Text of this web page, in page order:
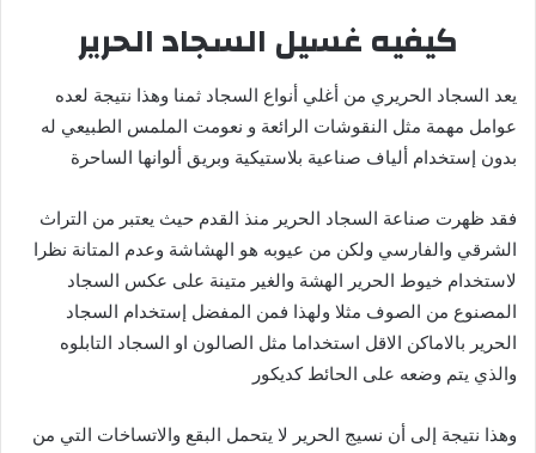
كيفيه غسيل السجاد الحرير
يعد السجاد الحريري من أغلي أنواع السجاد ثمنا وهذا نتيجة لعده
عوامل مهمة مثل النقوشات الرائعة و نعومت الملمس الطبيعي له
بدون إستخدام ألياف صناعية بلاستيكية وبريق ألوانها الساحرة
فقد ظهرت صناعة السجاد الحرير منذ القدم حيث يعتبر من التراث
الشرقي والفارسي ولكن من عيوبه هو الهشاشة وعدم المتانة نظرا
لاستخدام خيوط الحرير الهشة والغير متينة على عكس السجاد
المصنوع من الصوف مثلا ولهذا فمن المفضل إستخدام السجاد
الحرير بالاماكن الاقل استخداما مثل الصالون او السجاد التابلوه
والذي يتم وضعه على الحائط كديكور
وهذا نتيجة إلى أن نسيج الحرير لا يتحمل البقع والاتساخات التي من